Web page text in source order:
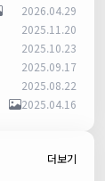
2026.04.29
2025.11.20
2025.10.23
2025.09.17
2025.08.22
2025.04.16
더보기